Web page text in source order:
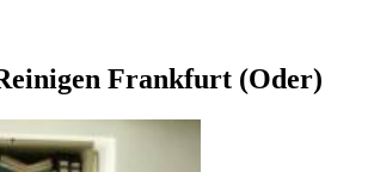
Frankfurt (Oder)